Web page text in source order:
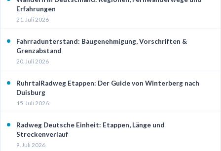
Erfahrungen
21. Juli 2026
Fahrradunterstand: Baugenehmigung, Vorschriften &
Grenzabstand
20. Juli 2026
RuhrtalRadweg Etappen: Der Guide von Winterberg nach
Duisburg
15. Juli 2026
Radweg Deutsche Einheit: Etappen, Länge und
Streckenverlauf
9. Juli 2026